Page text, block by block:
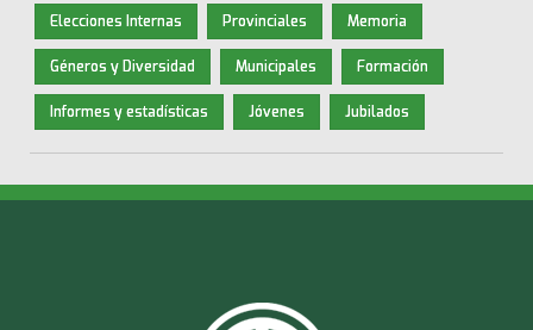
Elecciones Internas Provinciales Memoria
Géneros y Diversidad Municipales Formación
Informes y estadísticas Jóvenes Jubilados